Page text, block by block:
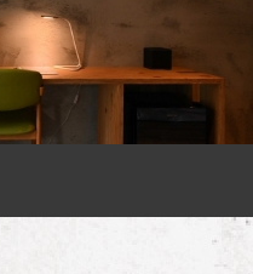
！！ Preferential Program that you